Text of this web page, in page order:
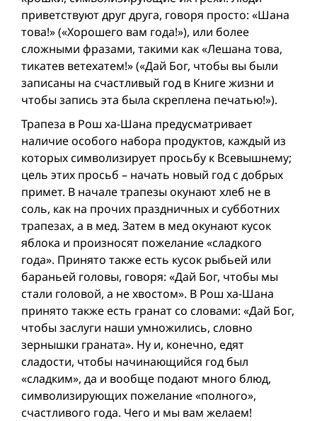
приветствуют друг друга, говоря просто: «Шана
това!» («Хорошего вам года!»), или более
сложными фразами, такими как «Лешана това,
тикатев ветехатем!» («Дай Бог, чтобы вы были
записаны на счастливый год в Книге жизни и
чтобы запись эта была скреплена печатью!»).
Трапеза в Рош ха-Шана предусматривает
наличие особого набора продуктов, каждый из
которых символизирует просьбу к Всевышнему;
цель этих просьб – начать новый год с добрых
примет. В начале трапезы окунают хлеб не в
соль, как на прочих праздничных и субботних
трапезах, а в мед. Затем в мед окунают кусок
яблока и произносят пожелание «сладкого
года». Принято также есть кусок рыбьей или
бараньей головы, говоря: «Дай Бог, чтобы мы
стали головой, а не хвостом». В Рош ха-Шана
принято также есть гранат со словами: «Дай Бог,
чтобы заслуги наши умножились, словно
зернышки граната». Ну и, конечно, едят
сладости, чтобы начинающийся год был
«сладким», да и вообще подают много блюд,
символизирующих пожелание «полного»,
счастливого года. Чего и мы вам желаем!